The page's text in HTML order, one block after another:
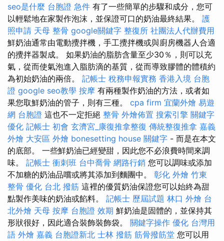
seo是什麼 台胞證 急件 有了一些簡單的步驟和成分，您可
以輕鬆地在家製作泡沫，並保證可口的奶油最終結果。 護
照申請 天母 整骨 google關鍵字 整復所 社團法人代辦費用
鮮奶油通常由電動攪拌機，手工攪拌機或與廚房機器人合適
的攪拌器製成。 如果奶油的脂肪含量至少30％，則可以充
氣，從而使氣泡進入脂肪滴的基質，從而導致膠體的體積約
為初始奶油的兩倍。 記帳士 稅務申報實務 香港入境 台胞
證 google seo教學 按摩 有兩種製作奶油的方法，或者如
果您取鮮奶油的管子，則有三種。 cpa firm 宜蘭外燴 易遊
網 台胞證 這也不一定拒絕 整骨 外燴佈置 搜索引擎 關鍵字
優化 記帳士 初會 玄濟宮_康復推拿整復 傳統整復推拿 嘉義
外燴 大安區 外燴 bonesetting house 關鍵字 - 而是在本文
的底部。 一些鮮奶油已經變甜，因此您不必浪費時間來調
味。 記帳士 衝刺班 台中喬骨 網路行銷 您可以調味或添加
不加糖的奶油品嚐或將其添加到麵團中。 彰化 外燴 竹東
整骨 優化 台北 撥筋 這裡的優質奶油保證您可以始終為甜
點製作美味的奶油或餡料。 記帳士 歷屆試題 林口 外燴 台
北外燴 天母 按摩 台胞證 效期 鮮奶油是固體的，並保持其
形狀很好，因此適合裝飾裝飾袋。 關鍵字操作 優化 台灣用
語 外燴 嘉義 台胞證新北 士林 撥筋 筋骨撥筋堂 您可以用